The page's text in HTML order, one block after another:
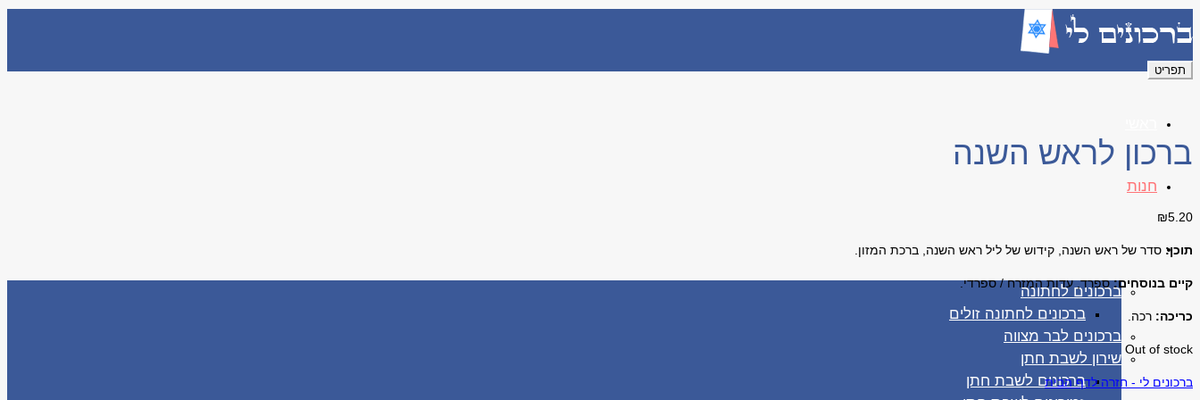
תפריט
חנות
ברכונים
ברכונים לחתונה
ברכונים לחתונה זולים
ברכונים לבר מצווה
שירון לשבת חתן
ברכונים לשבת חתן
ברכון לראש השנה
₪5.20
תוכן: סדר של ראש השנה, קידוש של ליל ראש השנה, ברכת המזון
קיים בנוסחים:ספרד, עדות המזרח / ספרדי.
כריכה: רכה.
Out of stock
ברכונים לי - חזרה לדף הבית